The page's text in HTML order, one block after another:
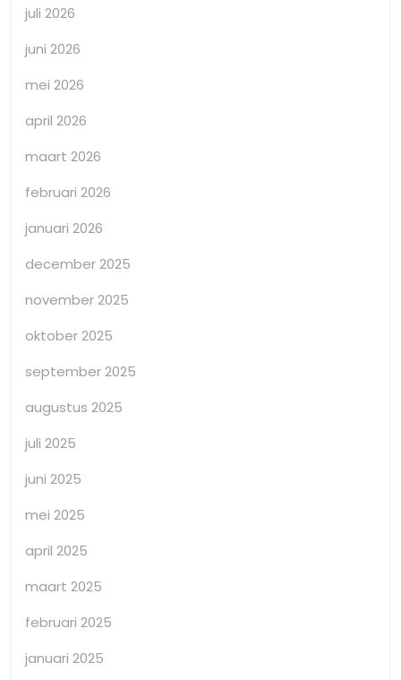
juli 2026
juni 2026
mei 2026
april 2026
maart 2026
februari 2026
januari 2026
december 2025
november 2025
oktober 2025
september 2025
augustus 2025
juli 2025
juni 2025
mei 2025
april 2025
maart 2025
februari 2025
januari 2025